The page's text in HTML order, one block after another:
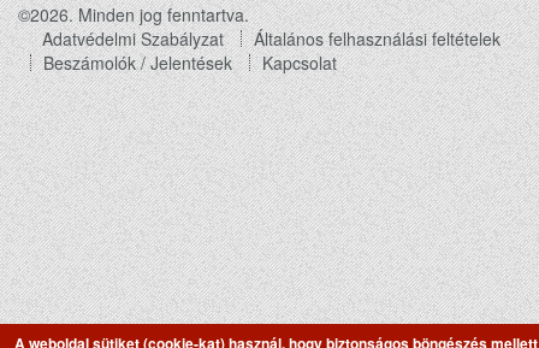
©2026. Minden jog fenntartva.
Footer
menu
Adatvédelmi Szabályzat
Általános felhasználási feltételek
Beszámolók / Jelentések
Kapcsolat
A weboldal sütiket (cookie-kat) használ, hogy biztonságos böngészés